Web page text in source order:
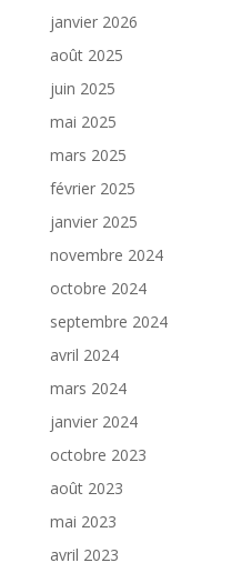
janvier 2026
août 2025
juin 2025
mai 2025
mars 2025
février 2025
janvier 2025
novembre 2024
octobre 2024
septembre 2024
avril 2024
mars 2024
janvier 2024
octobre 2023
août 2023
mai 2023
avril 2023